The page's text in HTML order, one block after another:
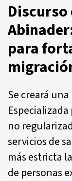
para
Se creará
no
servicios de
más estricta
de personas